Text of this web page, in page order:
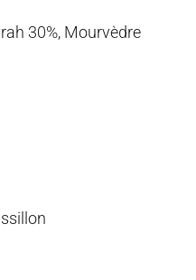
30%, Mourvèdre